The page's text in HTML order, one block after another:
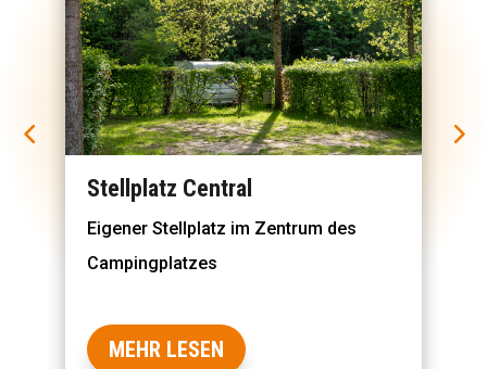
Stellplatz Central
Eigener Stellplatz im Zentrum des
Campingplatzes
MEHR LESEN